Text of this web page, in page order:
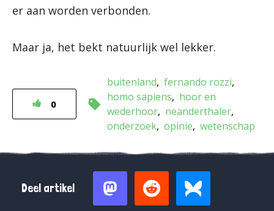
er aan worden verbonden.
Maar ja, het bekt natuurlijk wel lekker.
0
buitenland fernando rozzi
homo sapiens
hoor en
wederhoor neanderthaler
onderzoek opinie wetenschap
Deel artikel